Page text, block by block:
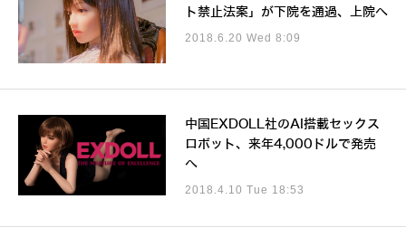
ト禁止法案」が下院を通過、上院へ
2018.6.20 Wed 8:09
中国EXDOLL社のAI搭載セックス
ロボット、来年4,000ドルで発売
へ
2018.4.10 Tue 18:53